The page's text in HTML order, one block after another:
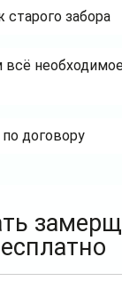
забора
договору